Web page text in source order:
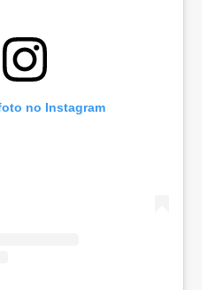
no Instagram